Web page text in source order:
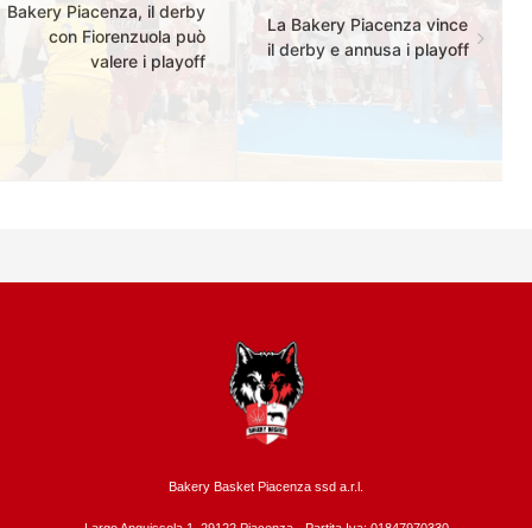
Bakery Piacenza, il derby
con Fiorenzuola può
valere i playoff
La Bakery Piacenza vince
il derby e annusa i playoff
Bakery Basket Piacenza ssd a.r.l.